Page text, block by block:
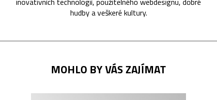
hudby a veškeré kultury.
MOHLO BY VÁS ZAJÍMAT